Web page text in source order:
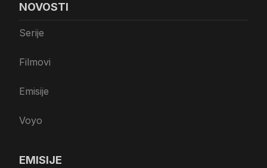
NOVOSTI
Serije
Filmovi
Emisije
Voyo
EMISIJE